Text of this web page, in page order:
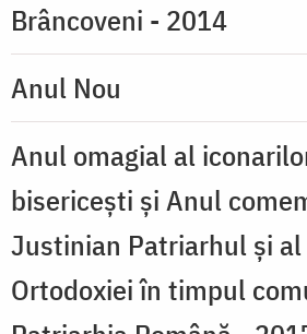
Brâncoveni - 2014
Anul Nou
Anul omagial al
bisericeşti şi Anul
Justinian Patriarhul şi
Ortodoxiei în timpul